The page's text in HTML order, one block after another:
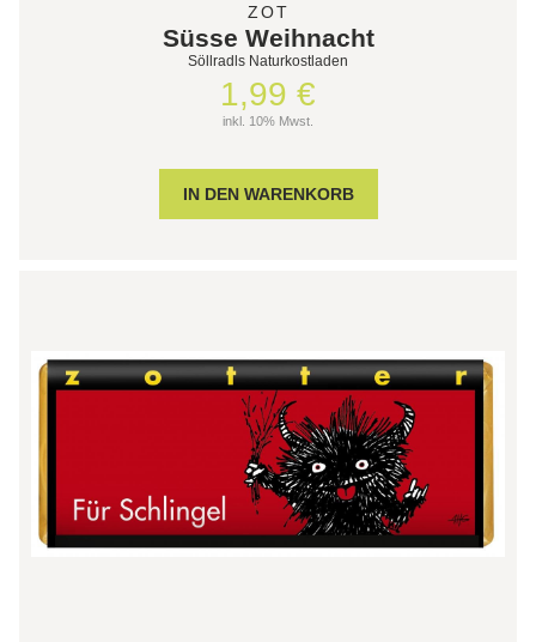
ZOT
Süsse Weihnacht
Söllradls Naturkostladen
1,99 €
inkl. 10% Mwst.